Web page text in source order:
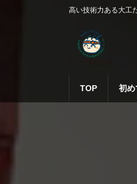
ッ
移
高い技術力ある大工
TOP 初め